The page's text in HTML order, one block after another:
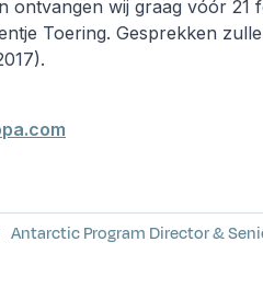
ontvangen wij graag vóór 21
Toering. Gesprekken
Antarctic Program Director &